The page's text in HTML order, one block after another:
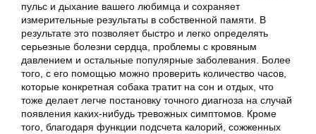
пульс и дыхание вашего любимца и сохраняет
измерительные результаты в собственной памяти. В
результате это позволяет быстро и легко определять
серьезные болезни сердца, проблемы с кровяным
давлением и остальные популярные заболевания. Более
того, с его помощью можно проверить количество часов,
которые конкретная собака тратит на сон и отдых, что
тоже делает легче постановку точного диагноза на случай
появления каких-нибудь тревожных симптомов. Кроме
того, благодаря функции подсчета калорий, сожженных